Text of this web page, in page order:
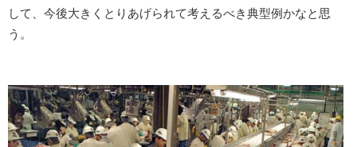
して、今後大きくとりあげられて考えるべき典型例かなと思
う。